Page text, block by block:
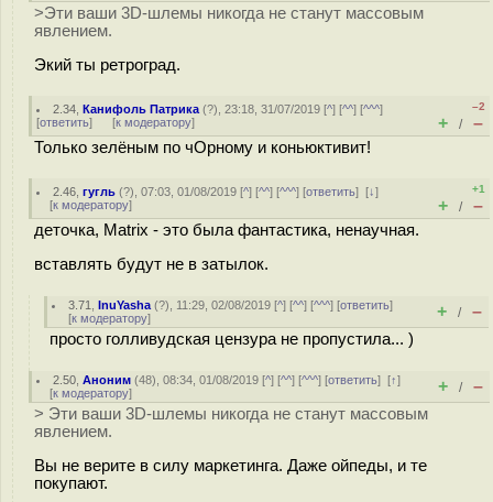
>Эти ваши 3D-шлемы никогда не станут массовым
явлением.
Экий ты ретроград.
2.34 ,Канифоль Патрика (?), 23:18, 31/07/2019 [^] [^^] [^^^]
[ответить] [к модератору]
–2
+ / –
Только зелёным по чОрному и коньюктивит!
2.46 ,гугль (?), 07:03, 01/08/2019 [^] [^^] [^^^] [ответить][↓]
[к модератору]
+1
+ / –
деточка, Matrix - это была фантастика, ненаучная.
вставлять будут не в затылок.
3.71 ,InuYasha (?), 11:29, 02/08/2019 [^] [^^] [^^^] [ответить]
[к модератору] + / –
просто голливудская цензура не пропустила... )
2.50 ,Аноним (48), 08:34, 01/08/2019 [^] [^^] [^^^] [ответить][↑]
[к модератору] + / –
> Эти ваши 3D-шлемы никогда не станут массовым
явлением.
Вы не верите в силу маркетинга. Даже ойпеды, и те
покупают.